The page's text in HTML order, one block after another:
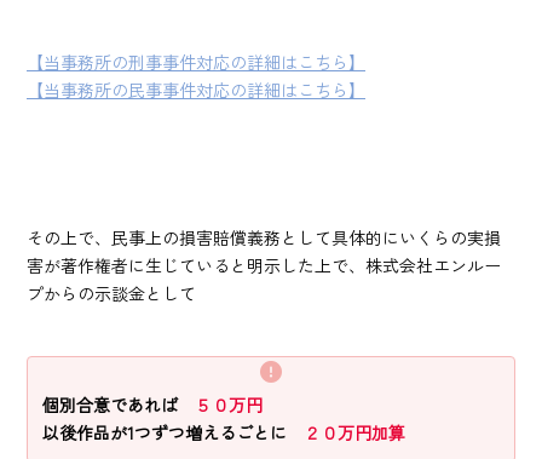
【当事務所の刑事事件対応の詳細はこちら】
【当事務所の民事事件対応の詳細はこちら】
その上で、民事上の損害賠償義務として具体的にいくらの実損
害が著作権者に生じていると明示した上で、株式会社エンルー
プからの示談金として
個別合意であれば
５０万円
以後作品が1つずつ増えるごとに
２０万円加算